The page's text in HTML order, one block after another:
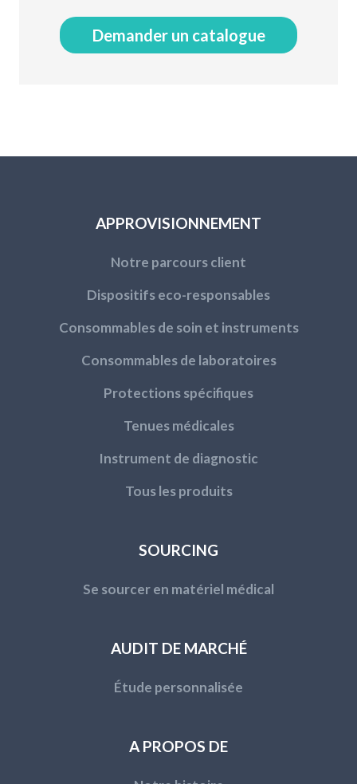
Demander un catalogue
APPROVISIONNEMENT
Notre parcours client
Dispositifs eco-responsables
Consommables de soin et instruments
Consommables de laboratoires
Protections spécifiques
Tenues médicales
Instrument de diagnostic
Tous les produits
SOURCING
Se sourcer en matériel médical
AUDIT DE MARCHÉ
Étude personnalisée
A PROPOS DE